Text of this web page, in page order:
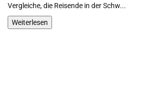
Reisende in der Schw...